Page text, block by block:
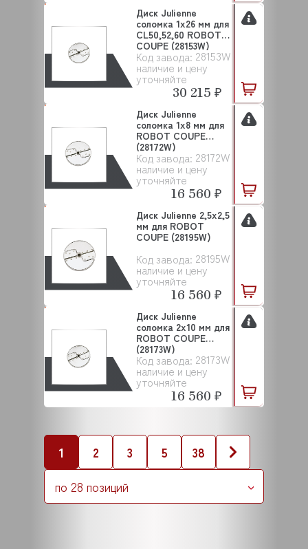
Код завода: 28153W
наличие и цену
уточняйте
Диск Julienne
соломка 1х26 мм для
CL50,52,60 ROBOT
COUPE (28153W)
30 215 ₽
Код завода: 28172W
наличие и цену
уточняйте
Диск Julienne
соломка 1х8 мм для
ROBOT COUPE
(28172W)
16 560 ₽
Код завода: 28195W
наличие и цену
уточняйте
Диск Julienne 2,5х2,5
мм для ROBOT
COUPE (28195W)
16 560 ₽
Код завода: 28173W
наличие и цену
уточняйте
Диск Julienne
соломка 2х10 мм для
ROBOT COUPE
(28173W)
16 560 ₽
1 2 3 5
38
по 28 позиций